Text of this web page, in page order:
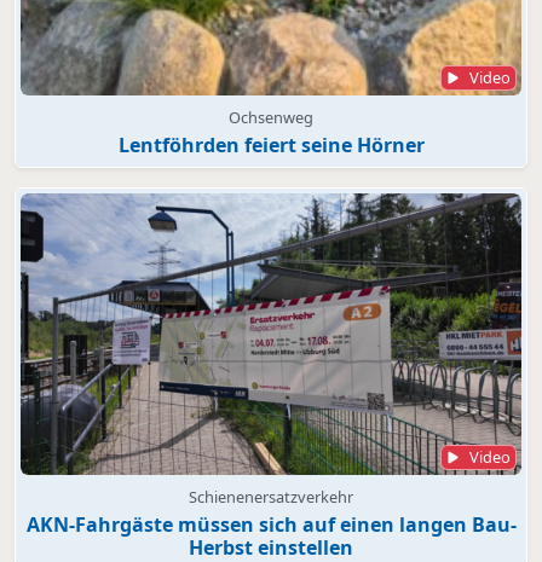
Video
Ochsenweg
Lentföhrden feiert seine Hörner
Video
Schienenersatzverkehr
AKN-Fahrgäste müssen sich auf einen langen Bau-
Herbst einstellen